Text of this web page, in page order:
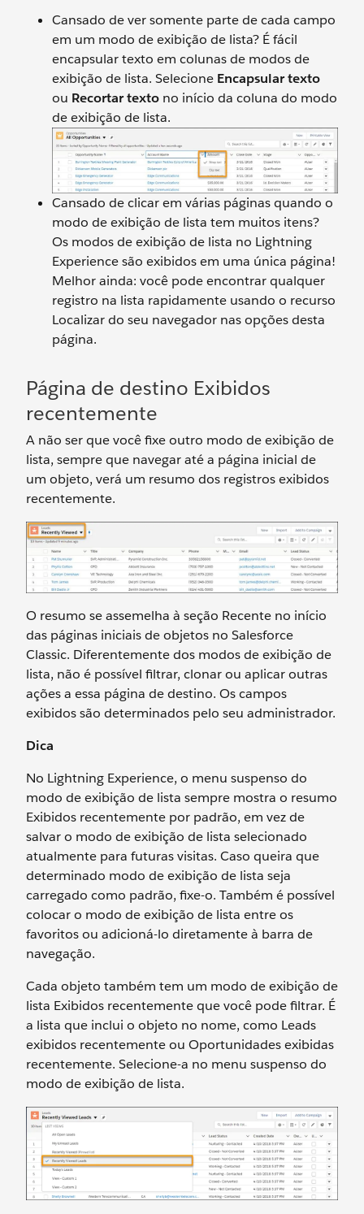
Cansado de ver somente parte de cada campo
em um modo de exibição de lista? É fácil
encapsular texto em colunas de modos de
exibição de lista. Selecione Encapsular texto
ou Recortar texto no início da coluna do modo
de exibição de lista.
Cansado de clicar em várias páginas quando o
modo de exibição de lista tem muitos itens?
Os modos de exibição de lista no Lightning
Experience são exibidos em uma única página!
Melhor ainda: você pode encontrar qualquer
registro na lista rapidamente usando o recurso
Localizar do seu navegador nas opções desta
página.
Página de destino Exibidos
recentemente
A não ser que você fixe outro modo de exibição de
lista, sempre que navegar até a página inicial de
um objeto, verá um resumo dos registros exibidos
recentemente.
O resumo se assemelha à seção Recente no início
das páginas iniciais de objetos no Salesforce
Classic. Diferentemente dos modos de exibição de
lista, não é possível filtrar, clonar ou aplicar outras
ações a essa página de destino. Os campos
exibidos são determinados pelo seu administrador.
Dica
No Lightning Experience, o menu suspenso do
modo de exibição de lista sempre mostra o resumo
Exibidos recentemente por padrão, em vez de
salvar o modo de exibição de lista selecionado
atualmente para futuras visitas. Caso queira que
determinado modo de exibição de lista seja
carregado como padrão, fixe-o. Também é possível
colocar o modo de exibição de lista entre os
favoritos ou adicioná-lo diretamente à barra de
navegação.
Cada objeto também tem um modo de exibição de
lista Exibidos recentemente que você pode filtrar. É
a lista que inclui o objeto no nome, como Leads
exibidos recentemente ou Oportunidades exibidas
recentemente. Selecione-a no menu suspenso do
modo de exibição de lista.